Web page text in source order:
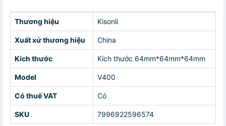
Thương hiệu Kisonli
Xuất xứ thương hiệu China
Kích thước Kích thước 64mm*64mm*64mm
Model V400
Có thuế VAT Có
SKU 7996922596574